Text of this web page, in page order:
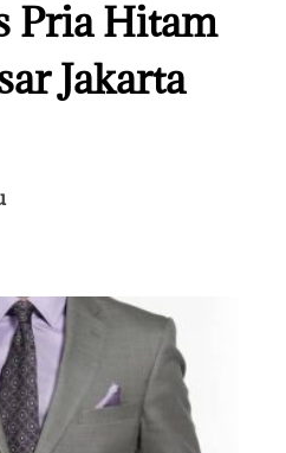
Pria Hitam
Jakarta